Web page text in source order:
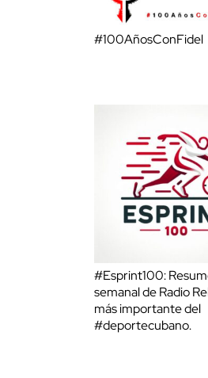
#100AñosConFidel
#Esprint100:
semanal de Radio
más importante del
#deportecubano.